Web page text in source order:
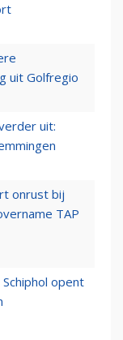
uit Golfregio
uit:
onrust bij
TAP
opent